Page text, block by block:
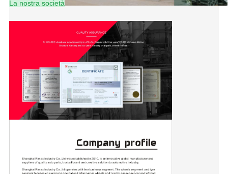
La nostra società